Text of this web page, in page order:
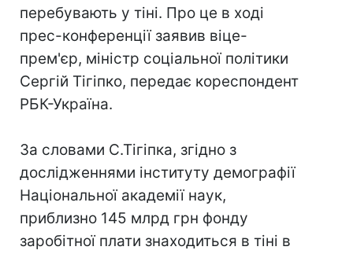
перебувають у тіні. Про це в ході
прес-конференції заявив віце-
прем'єр, міністр соціальної політики
Сергій Тігіпко, передає кореспондент
РБК-Україна.
За словами С.Тігіпка, згідно з
дослідженнями інституту демографії
Національної академії наук,
приблизно 145 млрд грн фонду
заробітної плати знаходиться в тіні в